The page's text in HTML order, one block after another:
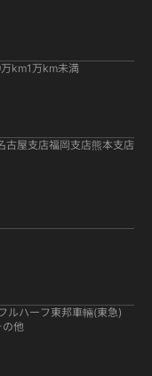
km1万km未満
古屋支店福岡支店熊本支店
ルハーフ 東邦車輛(東急)
の他